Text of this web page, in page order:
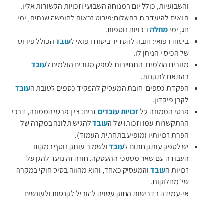
והשבועיות, כולל יום המנוחה השבועי וזכויות הקשורות אליו.
תנאים להיעדרות בתשלום:פירוט זכאות לחופשה שנתית, ימי
חג, ימימחלהוזכויות נוספות.
ביטוח רפואי: חובה להסדיר ביטוח רפואי ל עובדהכולל פירוט
של הכיסוי הניתן לו.
מגורים הולמים: התחייבות לספק מגורים הולמים ל עובד
בהתאם לתקנות.
הפקדת כספים: חובת המעסיק להפקיד כספים לטובת העובד
לקרן פיקדון.
פרטי הממונה עלזכויות עובדיםזרים: ציון פרטי הממונה, דרכי
ההתקשרות עמו וזכותו של העובדלהגיש תלונה במקרה של
הפרת זכויותיו (מופיע בתחתית העמוד).
יש לספק עותק חתום ל עובדולשמור עותק נוסף במקום
העבודה עם שאר מסמכי ההעסקה. חוזה זה נועד להגן על
זכויות העובדוהמעסיק כאחד, והוא מהווה בסיס חוקי במקרה
של מחלוקות.
אי-עמידה בדרישות החוק עשויה להוביל לקנסות ולעונשים